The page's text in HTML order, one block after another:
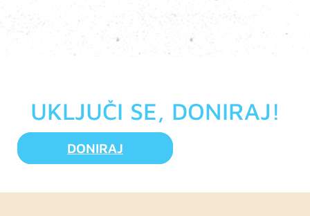
UKLJUČI SE, DONIRAJ!
DONIRAJ